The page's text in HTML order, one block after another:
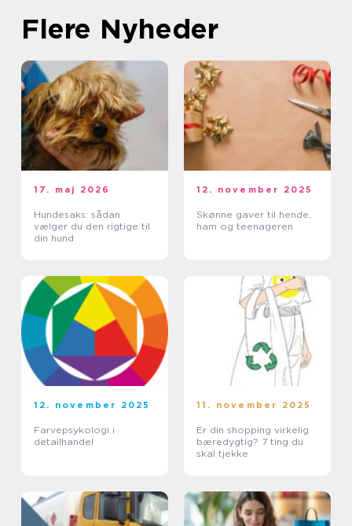
Flere Nyheder
17. maj 2026
Hundesaks: sådan
vælger du den rigtige til
din hund
12. november 2025
Skønne gaver til hende,
ham og teenageren
12. november 2025
Farvepsykologi i
detailhandel
11. november 2025
Er din shopping virkelig
bæredygtig? 7 ting du
skal tjekke